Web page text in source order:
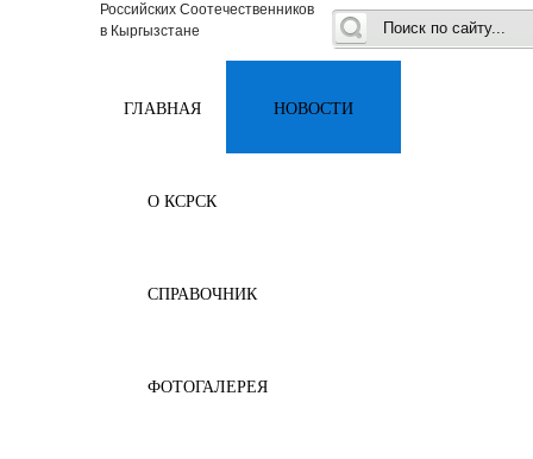
Российских Соотечественников
в Кыргызстане
ГЛАВНАЯ НОВОСТИ
О КСРСК
СПРАВОЧНИК
ФОТОГАЛЕРЕЯ